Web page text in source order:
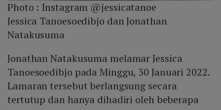
Photo : Instagram @jessicatanoe
Jessica Tanoesoedibjo dan Jonathan
Natakusuma
Jonathan Natakusuma melamar Jessica
Tanoesoedibjo pada Minggu, 30 Januari 2022.
Lamaran tersebut berlangsung secara
tertutup dan hanya dihadiri oleh beberapa